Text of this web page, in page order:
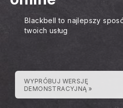
Blackbell to najlepszy
twoich usług
WYPRÓBUJ WERSJĘ
DEMONSTRACYJNĄ »